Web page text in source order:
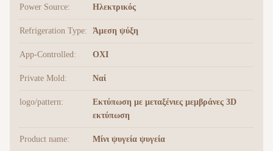
Power Source: Ηλεκτρικός
Refrigeration Type: Άμεση ψύξη
App-Controlled: ΟΧΙ
Private Mold: Ναί
logo/pattern:
Εκτύπωση με μεταξένιες μεμβράνες 3D
εκτύπωση
Product name: Μίνι ψυγεία ψυγεία